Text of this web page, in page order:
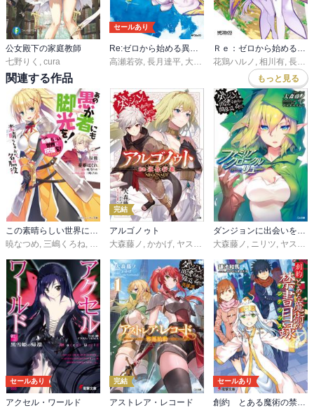
公女殿下の家庭教師
七野りく
cura
セールあり
高瀬若弥 長月達平 大塚真一郎
花鶏ハルノ 相川有 長月達平
関連する作品 もっと見る
この素晴らしい世界に祝福を！エクストラ
暁なつめ, 三嶋くろね, 昼熊 ,憂姫はぐれ
完結
アルゴノゥト
大森藤ノ , かかげ, ヤスダスズヒト
ダンジョンに出会いを求めるのは間違っているだろうか ファミリアクロニクル
大森藤ノ , ニリツ, ヤスダスズヒト
セールあり
アクセル・ワールド
完結
アストレア・レコード
セールあり